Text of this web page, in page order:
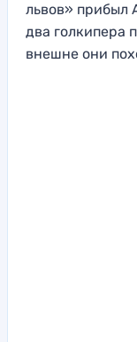
львов» прибыл
два голкипера
внешне они